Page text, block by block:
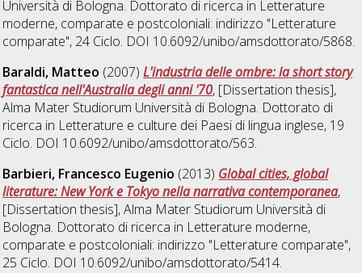
Università di Bologna. Dottorato di ricerca in Letterature
moderne, comparate e postcoloniali: indirizzo "Letterature
comparate", 24 Ciclo. DOI 10.6092/unibo/amsdottorato/5868.
Baraldi, Matteo (2007)L'industria delle ombre: la short story
fantastica nell'Australia degli anni '70, [Dissertation thesis],
Alma Mater Studiorum Università di Bologna. Dottorato di
ricerca in Letterature e culture dei Paesi di lingua inglese, 19
Ciclo. DOI 10.6092/unibo/amsdottorato/563.
Barbieri, Francesco Eugenio (2013) Global cities, global
literature: New York e Tokyo nella narrativa contemporanea,
[Dissertation thesis], Alma Mater Studiorum Università di
Bologna. Dottorato di ricerca in Letterature moderne,
comparate e postcoloniali: indirizzo "Letterature comparate",
25 Ciclo. DOI 10.6092/unibo/amsdottorato/5414.